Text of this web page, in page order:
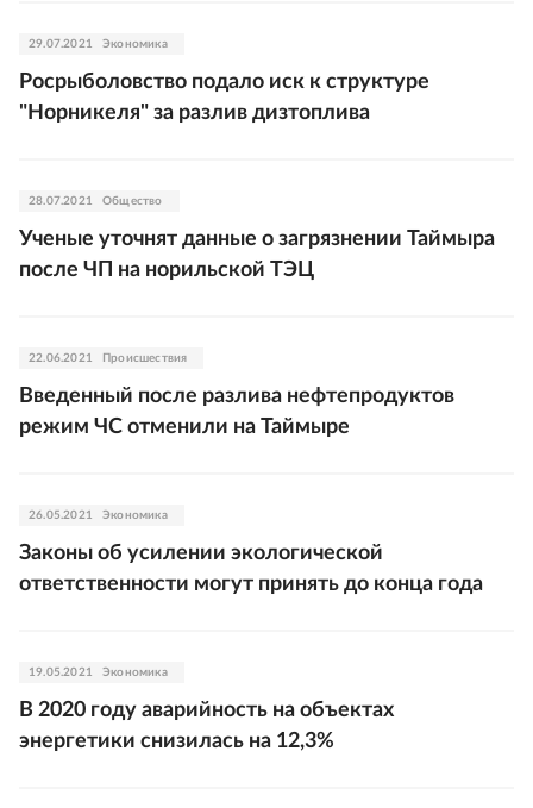
29.07.2021 Экономика
Росрыболовство подало иск к структуре
"Норникеля" за разлив дизтоплива
28.07.2021 Общество
Ученые уточнят данные о загрязнении Таймыра
после ЧП на норильской ТЭЦ
22.06.2021 Происшествия
Введенный после разлива нефтепродуктов
режим ЧС отменили на Таймыре
26.05.2021 Экономика
Законы об усилении экологической
ответственности могут принять до конца года
19.05.2021 Экономика
В 2020 году аварийность на объектах
энергетики снизилась на 12,3%